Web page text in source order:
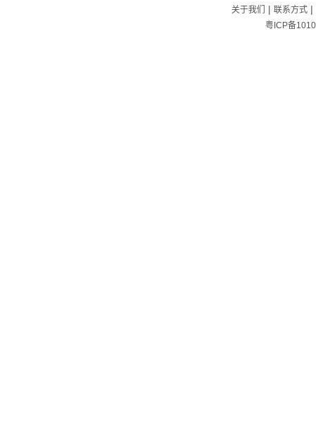
关于我们 | 联系方式|
粤ICP备